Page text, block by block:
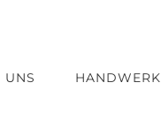
UNS HANDWERK